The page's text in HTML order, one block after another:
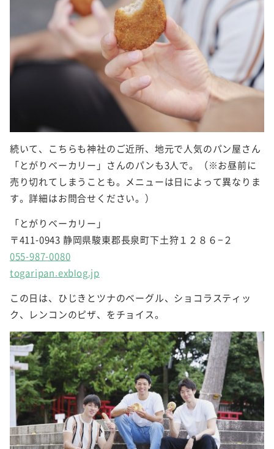
続いて、こちらも神社のご近所、地元で人気のパン屋さん
「とがりベーカリー」さんのパンも3人で。（※お昼前に
売り切れてしまうことも。メニューは日によって異なりま
す。詳細はお問合せください。）
「とがりベーカリー」
〒411-0943 静岡県駿東郡長泉町下土狩１２８６−２
055-987-0080
togaripan.exblog.jp
この日は、ひじきとツナのベーグル、ショコラスティッ
ク、レンコンのピザ、をチョイス。